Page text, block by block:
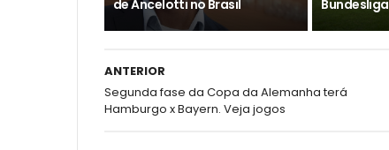
de Ancelotti no Brasil
Bundesliga
ANTERIOR
Segunda fase da Copa da Alemanha terá
Hamburgo x Bayern. Veja jogos